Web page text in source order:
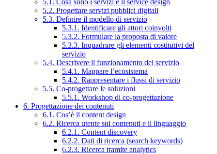
5.1. Cosa sono i servizi e il service design
5.2. Progettare servizi pubblici digitali
5.3. Definire il modello di servizio
5.3.1. Identificare gli attori coinvolti
5.3.2. Formulare la proposta di valore
5.3.3. Inquadrare gli elementi costitutivi del
servizio
5.4. Descrivere il funzionamento del servizio
5.4.1. Mappare l’ecosistema
5.4.2. Rappresentare i flussi di servizio
5.5. Co-progettare le soluzioni
5.5.1. Workshop di co-progettazione
6. Progettazione dei contenuti
6.1. Cos’è il content design
6.2. Ricerca utente sui contenuti e il linguaggio
6.2.1. Content discovery
6.2.2. Dati di ricerca (search keywords)
6.2.3. Ricerca tramite analytics